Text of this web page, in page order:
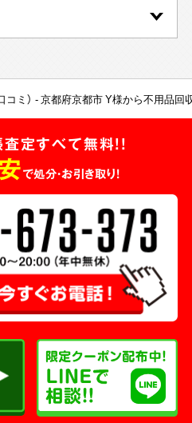
コミ） 京都府京都市 Y様から不用品回
査定すべて無料!!
で処分・お引き取り！